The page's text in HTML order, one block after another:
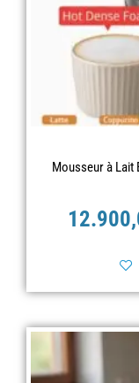
Mousseur à Lait
Le
prix